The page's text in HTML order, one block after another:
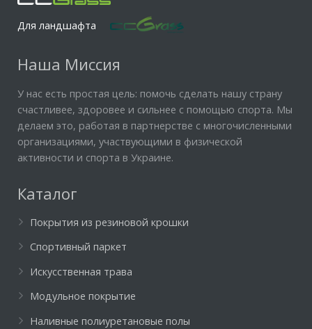
Для ландшафта
Наша Миссия
У нас есть простая цель: помочь сделать нашу страну
счастливее, здоровее и сильнее с помощью спорта. Мы
делаем это, работая в партнерстве с многочисленными
организациями, участвующими в физической
активности и спорта в Украине.
Каталог
Покрытия из резиновой крошки
Спортивный паркет
Искусственная трава
Модульное покрытие
Наливные полиуретановые полы